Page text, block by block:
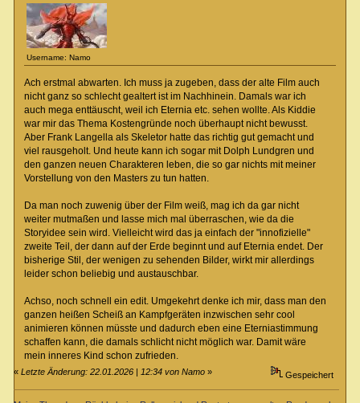
Username: Namo
Ach erstmal abwarten. Ich muss ja zugeben, dass der alte Film auch
nicht ganz so schlecht gealtert ist im Nachhinein. Damals war ich
auch mega enttäuscht, weil ich Eternia etc. sehen wollte. Als Kiddie
war mir das Thema Kostengründe noch überhaupt nicht bewusst.
Aber Frank Langella als Skeletor hatte das richtig gut gemacht und
viel rausgeholt. Und heute kann ich sogar mit Dolph Lundgren und
den ganzen neuen Charakteren leben, die so gar nichts mit meiner
Vorstellung von den Masters zu tun hatten.
Da man noch zuwenig über der Film weiß, mag ich da gar nicht
weiter mutmaßen und lasse mich mal überraschen, wie da die
Storyidee sein wird. Vielleicht wird das ja einfach der "innofizielle"
zweite Teil, der dann auf der Erde beginnt und auf Eternia endet. Der
bisherige Stil, der wenigen zu sehenden Bilder, wirkt mir allerdings
leider schon beliebig und austauschbar.
Achso, noch schnell ein edit. Umgekehrt denke ich mir, dass man den
ganzen heißen Scheiß an Kampfgeräten inzwischen sehr cool
animieren können müsste und dadurch eben eine Eterniastimmung
schaffen kann, die damals schlicht nicht möglich war. Damit wäre
mein inneres Kind schon zufrieden.
«Letzte Änderung: 22.01.2026 | 12:34 von Namo » Gespeichert